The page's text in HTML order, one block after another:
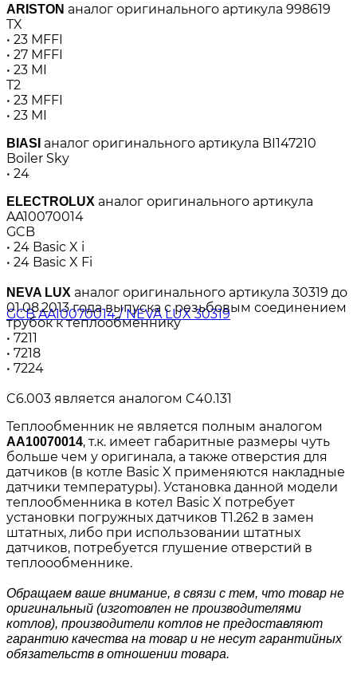
ARISTON аналог оригинального артикула 998619
TX
• 23 MFFI
• 27 MFFI
• 23 MI
T2
• 23 MFFI
• 23 MI
BIASI аналог оригинального артикула BI147210
Boiler Sky
• 24
ELECTROLUX аналог оригинального артикула
AA10070014
GCB
• 24 Basic X i
• 24 Basic X Fi
NEVA LUX аналог оригинального артикула 30319 до
01.08.2013 года выпуска с резьбовым соединением
трубок к теплообменнику
• 7211
• 7218
• 7224
C6.003 является аналогом C40.131
Теплообменник не является полным аналогом
АА10070014, т.к. имеет габаритные размеры чуть
больше чем у оригинала, а также отверстия для
датчиков (в котле Basic X применяются накладные
датчики температуры). Установка данной модели
теплообменника в котел Basic X потребует
установки погружных датчиков Т1.262 в замен
штатных, либо при использовании штатных
датчиков, потребуется глушение отверстий в
теплоообменнике.
Обращаем ваше внимание, в связи с тем, что товар не
оригинальный (изготовлен не производителями
котлов), производители котлов не предоставляют
гарантию качества на товар и не несут гарантийных
обязательств в отношении товара.